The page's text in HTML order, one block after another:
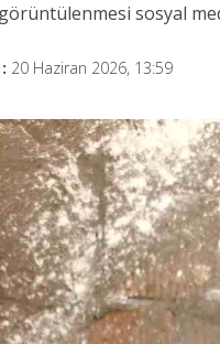
sosyal
20 Haziran 2026, 13:59